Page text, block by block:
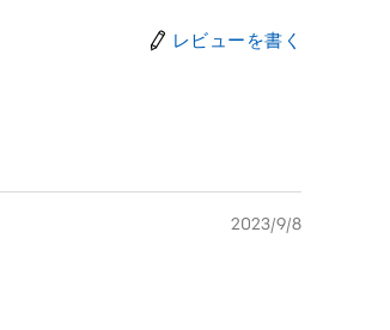
レビューを書く
2023/9/8